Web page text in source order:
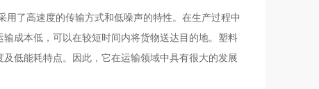
了高速度的传输方式和低噪声的特性。在生产过程中
成本低，可以在较短时间内将货物送达目的地。塑料
低能耗特点。因此，它在运输领域中具有很大的发展